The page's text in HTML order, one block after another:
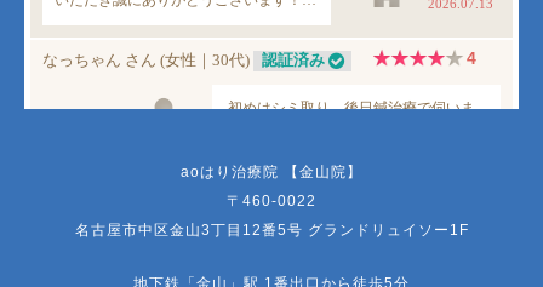
aoはり治療院 【金山院】
〒460-0022
名古屋市中区金山3丁目12番5号 グランドリュイソー1F
地下鉄「金山」駅 1番出口から徒歩5分